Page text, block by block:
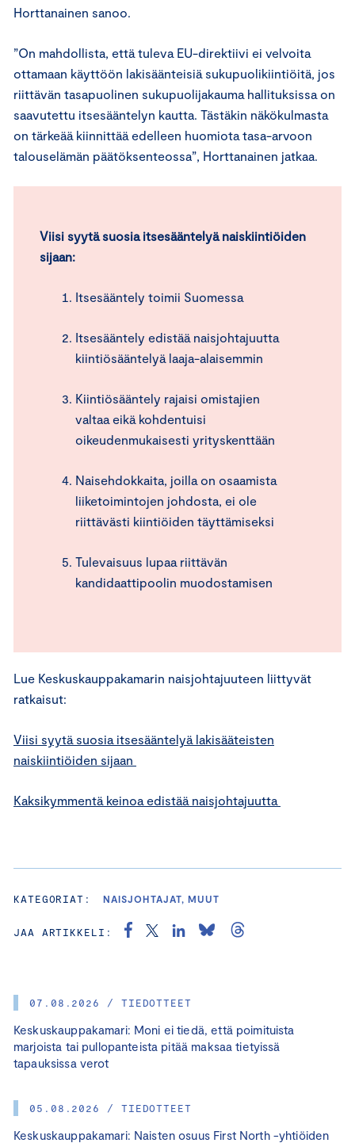
07.08.2026 / TIEDOTTEET
Keskuskauppakamari: Moni ei tiedä, että poimituista
marjoista tai pullopanteista pitää maksaa tietyissä
tapauksissa verot
05.08.2026 / TIEDOTTEET
Keskuskauppakamari: Naisten osuus First North -yhtiöiden
Horttanainen sanoo.
”On mahdollista, että tuleva EU-direktiivi ei velvoita
ottamaan käyttöön lakisäänteisiä sukupuolikiintiöitä, jos
riittävän tasapuolinen sukupuolijakauma hallituksissa on
saavutettu itsesääntelyn kautta. Tästäkin näkökulmasta
on tärkeää kiinnittää edelleen huomiota tasa-arvoon
talouselämän päätöksenteossa”, Horttanainen jatkaa.
Viisi syytä suosia itsesääntelyä naiskiintiöiden
sijaan:
Itsesääntely toimii Suomessa
Itsesääntely edistää naisjohtajuutta
kiintiösääntelyä laaja-alaisemmin
Kiintiösääntely rajaisi omistajien
valtaa eikä kohdentuisi
oikeudenmukaisesti yrityskenttään
Naisehdokkaita, joilla on osaamista
liiketoimintojen johdosta, ei ole
riittävästi kiintiöiden täyttämiseksi
Tulevaisuus lupaa riittävän
kandidaattipoolin muodostamisen
Lue Keskuskauppakamarin naisjohtajuuteen liittyvät
ratkaisut:
Viisi syytä suosia itsesääntelyä lakisääteisten
naiskiintiöiden sijaan
Kaksikymmentä keinoa edistää naisjohtajuutta
KATEGORIAT: NAISJOHTAJAT, MUUT
JAA ARTIKKELI: